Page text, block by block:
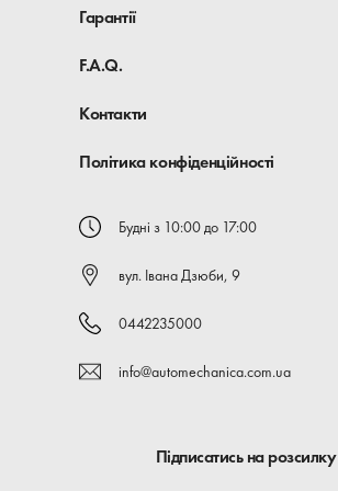
Гарантії
F.A.Q.
Контакти
Політика конфіденційності
Будні з 10:00 до 17:00
вул. Івана Дзюби, 9
0442235000
info@automechanica.com.ua
Підписатись на розсилку